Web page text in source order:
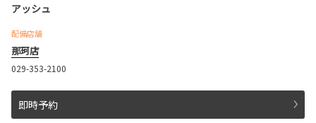
アッシュ
配備店舗
那珂店
029-353-2100
即時予約